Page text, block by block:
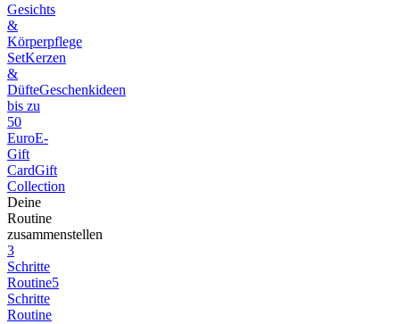
Gesichts
&
Körperpflege
SetKerzen
&
DüfteGeschenkideen
bis zu
50
EuroE-
Gift
CardGift
Collection
Deine
Routine
zusammenstellen
3
Schritte
Routine5
Schritte
Routine